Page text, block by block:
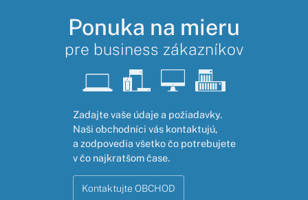
Ponuka na mieru
pre business zákazníkov
Zadajte vaše údaje a požiadavky.
Naši obchodníci vás kontaktujú,
a zodpovedia všetko čo potrebujete
v čo najkratšom čase.
Kontaktujte OBCHOD